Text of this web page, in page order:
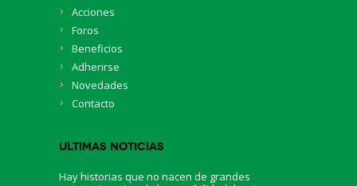
Acciones
Foros
Beneficios
Adherirse
Novedades
Contacto
Ultimas Noticias
Hay historias que no nacen de grandes